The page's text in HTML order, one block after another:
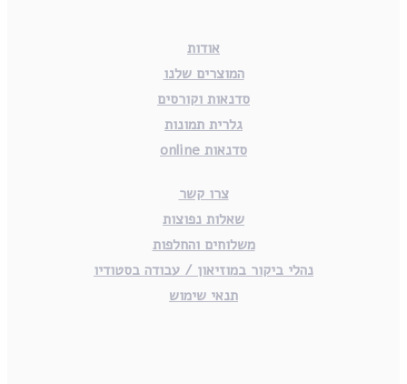
אודות
המוצרים שלנו
סדנאות וקורסים
גלרית תמונות
סדנאות online
צרו קשר
שאלות נפוצות
משלוחים והחלפות
נהלי ביקור במוזיאון / עבודה בסטודיו
תנאי שימוש